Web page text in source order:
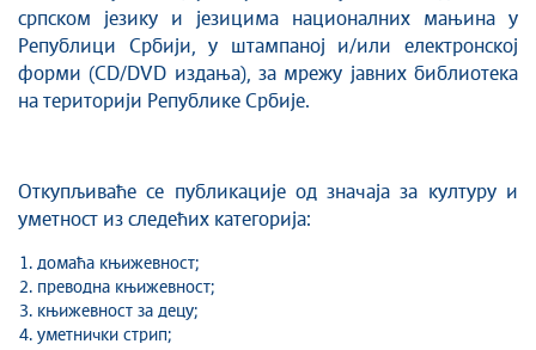
српском језику и језицима националних мањина у
Републици Србији, у штампаној и/или електронској
форми (CD/DVD издања), за мрежу јавних библиотека
на територији Републике Србије.
Откупљиваће се публикације од значаја за културу и
уметност из следећих категорија:
домаћа књижевност;
преводна књижевност;
књижевност за децу;
уметнички стрип;